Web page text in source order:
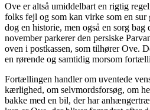
Ove er altså umiddelbart en rigtig
folks fejl og som kan virke som en sur
dog en historie, men også en sorg bag
november parkerer den persiske
oven i postkassen, som tilhører Ove.
en rørende og samtidig morsom
Fortællingen handler om uventede
kærlighed, om selvmordsforsøg, om
bakke med en bil, der har